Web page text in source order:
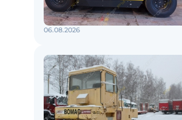
06.08.2026